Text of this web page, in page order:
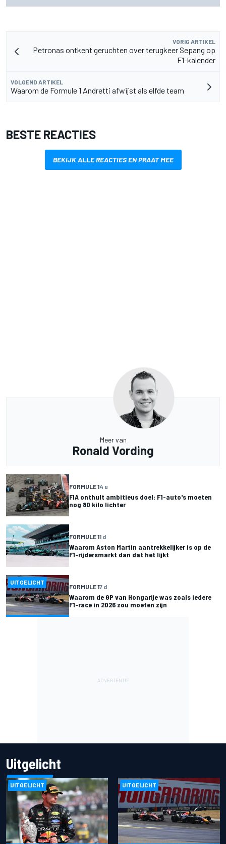
VORIG ARTIKEL
Petronas ontkent geruchten over terugkeer Sepang op
F1-kalender
VOLGEND ARTIKEL
Waarom de Formule 1 Andretti afwijst als elfde team
BESTE REACTIES
BEKIJK ALLE REACTIES EN PRAAT MEE
Meer van
Ronald Vording
FORMULE 14 u
FIA onthult ambitieus doel: F1-auto's moeten
nog 80 kilo lichter
FORMULE 11 d
Waarom Aston Martin aantrekkelijker is op de
F1-rijdersmarkt dan dat het lijkt
UITGELICHT
FORMULE 17 d
Waarom de GP van Hongarije was zoals iedere
F1-race in 2026 zou moeten zijn
Uitgelicht
UITGELICHT UITGELICHT